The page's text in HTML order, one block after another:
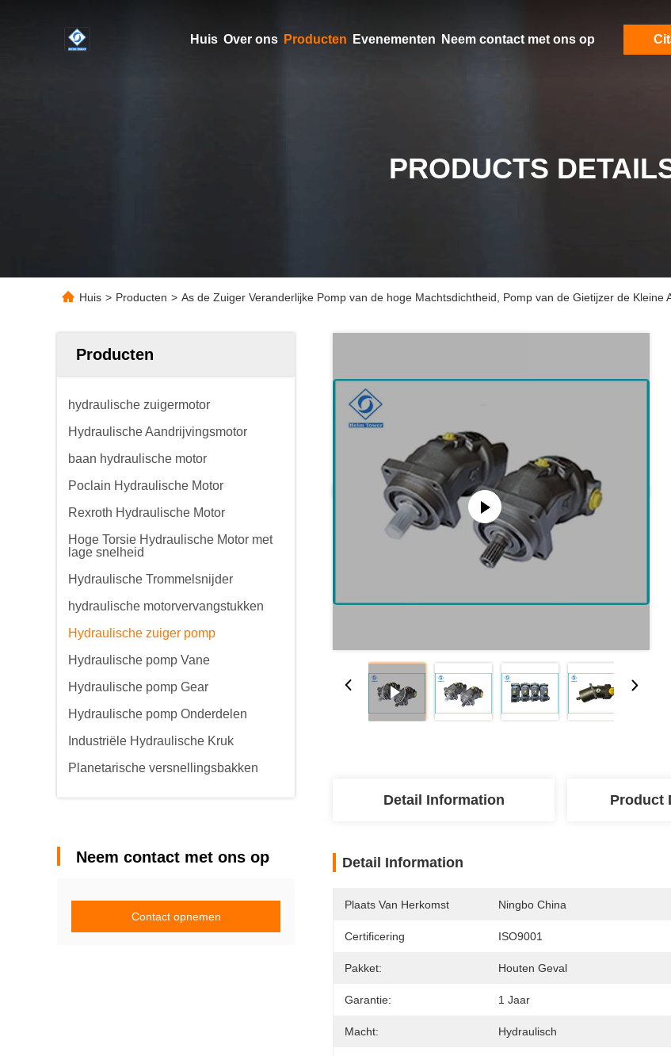
Huis Over ons Producten Evenementen Neem contact met ons op
PRODUCTS
Huis > Producten > As de Zuiger Veranderlijke Pomp van de hoge Machtsdichtheid, Pomp van de Gietijzer de Kleine
Producten
hydraulische zuigermotor
Hydraulische Aandrijvingsmotor
baan hydraulische motor
Poclain Hydraulische Motor
Rexroth Hydraulische Motor
Hoge Torsie Hydraulische Motor met
lage snelheid
Hydraulische Trommelsnijder
hydraulische motorvervangstukken
Hydraulische zuiger pomp
Hydraulische pomp Vane
Hydraulische pomp Gear
Hydraulische pomp Onderdelen
Industriële Hydraulische Kruk
Planetarische versnellingsbakken
Neem contact met ons op
Contact opnemen
Detail Information Product
Detail Information
Plaats Van Herkomst Ningbo China
Certificering ISO9001
Pakket: Houten Geval
Garantie: 1 Jaar
Macht: Hydraulisch